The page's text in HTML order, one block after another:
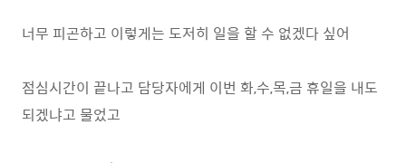
너무 피곤하고 이렇게는 도저히 일을 할 수 없겠다 싶어
점심시간이 끝나고 담당자에게 이번 화,수,목,금 휴일을 내도
되겠냐고 물었고